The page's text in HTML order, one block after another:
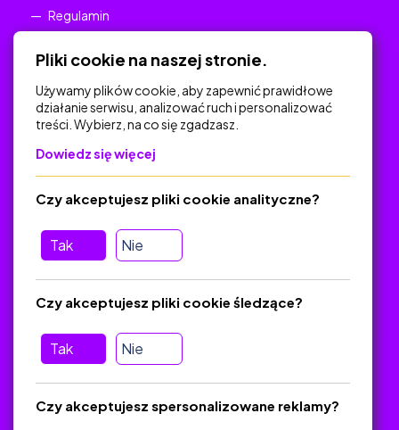
Regulamin
Na skróty
Polityka Prywatności
O platformie
Baza materiałów dydaktycznych
Jak zostać autorem
Pliki cookie na naszej stronie.
Używamy plików cookie, aby zapewnić prawidłowe
działanie serwisu, analizować ruch i personalizować
treści. Wybierz, na co się zgadzasz.
Dowiedz się więcej
Tak Nie
Czy akceptujesz pliki cookie analityczne?
Tak Nie
Czy akceptujesz pliki cookie śledzące?
Czy akceptujesz spersonalizowane reklamy?